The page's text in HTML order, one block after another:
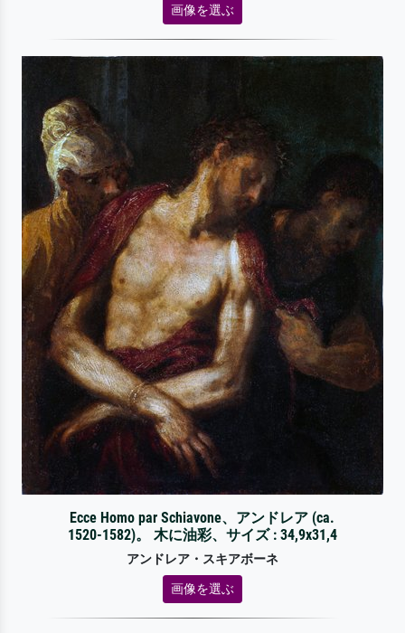
画像を選ぶ
Ecce Homo par Schiavone、アンドレア (ca.
1520-1582)。 木に油彩、サイズ : 34,9x31,4
アンドレア・スキアボーネ
画像を選ぶ